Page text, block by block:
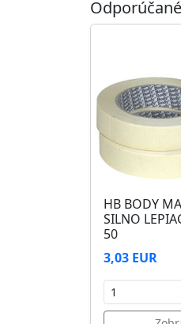
48 mesiacov
HB BODY
SILNO
50
3,03 EUR